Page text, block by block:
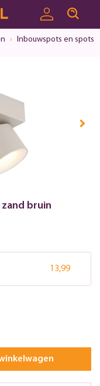
Inbouwspots en spots
bruin
13,99